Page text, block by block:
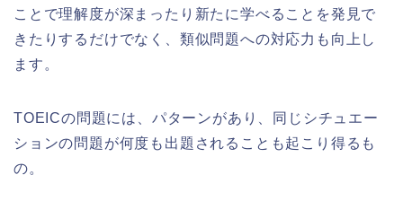
ことで理解度が深まったり新たに学べることを発見で
きたりするだけでなく、類似問題への対応力も向上し
ます。
TOEICの問題には、パターンがあり、同じシチュエー
ションの問題が何度も出題されることも起こり得るも
の。